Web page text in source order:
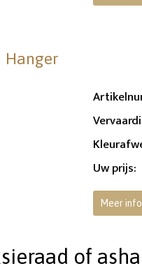
Hanger
Uw prijs:
Meer info
of